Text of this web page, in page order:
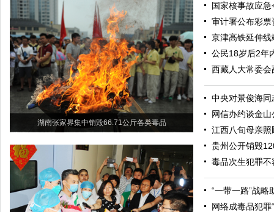
湖南张家界集中销毁66.71公斤各类毒品
国家核事故应
审计署公布彩
京津高铁延伸
公民18岁后2年
西藏人大常委
中央对景俊海同
网信办约谈金
江西八旬母亲
贵州公开销毁
毒品次生犯罪不
“一带一路”战略
网络成毒品犯罪